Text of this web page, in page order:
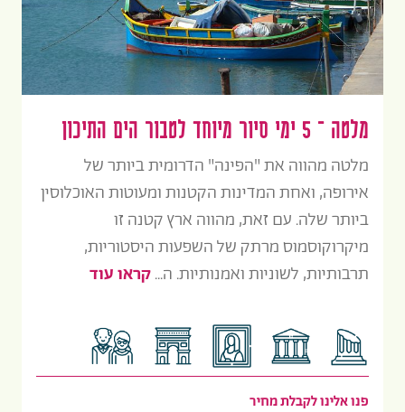
מלטה – 5 ימי סיור מיוחד לטבור הים התיכון
מלטה מהווה את "הפינה" הדרומית ביותר של
אירופה, ואחת המדינות הקטנות ומעוטות האוכלוסין
ביותר שלה. עם זאת, מהווה ארץ קטנה זו
מיקרוקוסמוס מרתק של השפעות היסטוריות,
תרבותיות, לשוניות ואמנותיות. ה...קראו עוד
פנו אלינו לקבלת מחיר